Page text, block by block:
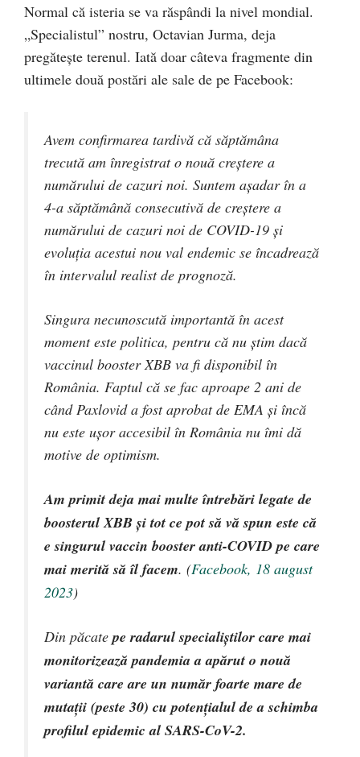
Normal că isteria se va răspândi la nivel mondial.
„Specialistul” nostru, Octavian Jurma, deja
pregătește terenul. Iată doar câteva fragmente din
ultimele două postări ale sale de pe Facebook:
Avem confirmarea tardivă că săptămâna
trecută am înregistrat o nouă creștere a
numărului de cazuri noi. Suntem așadar în a
4-a săptămână consecutivă de creștere a
numărului de cazuri noi de COVID-19 și
evoluția acestui nou val endemic se încadrează
în intervalul realist de prognoză.
Singura necunoscută importantă în acest
moment este politica, pentru că nu știm dacă
vaccinul booster XBB va fi disponibil în
România. Faptul că se fac aproape 2 ani de
când Paxlovid a fost aprobat de EMA și încă
nu este ușor accesibil în România nu îmi dă
motive de optimism.
Am primit deja mai multe întrebări legate de
boosterul XBB și tot ce pot să vă spun este că
e singurul vaccin booster anti-COVID pe care
mai merită să îl facem. (Facebook, 18 august
2023)
Din păcatepe radarul specialiștilor care mai
monitorizează pandemia a apărut o nouă
variantă care are un număr foarte mare de
mutații (peste 30) cu potențialul de a schimba
profilul epidemic al SARS-CoV-2.